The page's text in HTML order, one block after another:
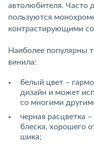
автолюбителя. Часто
пользуются
контрастирующими
Наиболее популярны
винила:
белый цвет –
дизайн и может
со многими
черная расцветка
блеска, хорошего
шика;